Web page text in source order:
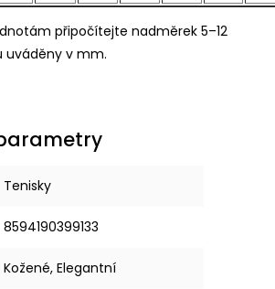
připočítejte nadměrek 5–12
uváděny v mm.
Tenisky
8594190399133
Kožené, Elegantní